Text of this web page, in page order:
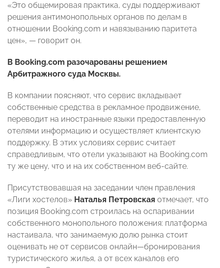
«Это общемировая практика, суды поддерживают
решения антимонопольных органов по делам в
отношении Booking.com и навязыванию паритета
цен», — говорит он.
В Booking.com разочарованы решением
Арбитражного суда Москвы.
В компании поясняют, что сервис вкладывает
собственные средства в рекламное продвижение,
переводит на иностранные языки предоставленную
отелями информацию и осуществляет клиентскую
поддержку. В этих условиях сервис считает
справедливым, что отели указывают на Booking.com
ту же цену, что и на их собственном веб-сайте.
Присутствовавшая на заседании член правления
«Лиги хостелов» Наталья Петровская отмечает, что
позиция Booking.com строилась на оспаривании
собственного монопольного положения: платформа
настаивала, что занимаемую долю рынка стоит
оценивать не от сервисов онлайн—бронирования
туристического жилья, а от всех каналов его